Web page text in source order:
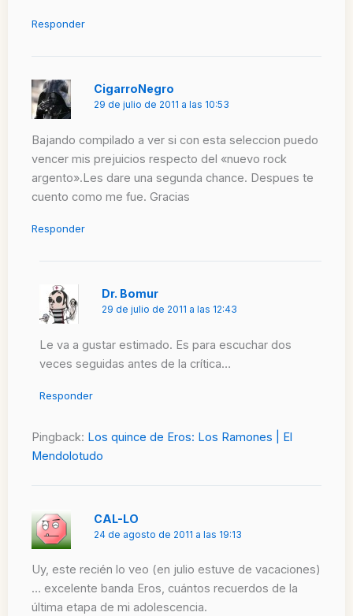
Responder
CigarroNegro
29 de julio de 2011 a las 10:53
Bajando compilado a ver si con esta seleccion puedo
vencer mis prejuicios respecto del «nuevo rock
argento».Les dare una segunda chance. Despues te
cuento como me fue. Gracias
Responder
Dr. Bomur
29 de julio de 2011 a las 12:43
Le va a gustar estimado. Es para escuchar dos
veces seguidas antes de la crítica…
Responder
Pingback: Los quince de Eros: Los Ramones | El
Mendolotudo
CAL-LO
24 de agosto de 2011 a las 19:13
Uy, este recién lo veo (en julio estuve de vacaciones)
… excelente banda Eros, cuántos recuerdos de la
última etapa de mi adolescencia.